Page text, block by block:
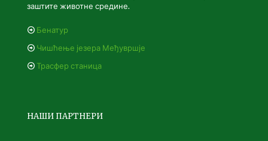
заштите животне средине.
Бенатур
Чишћење језера Међувршје
Трасфер станица
НАШИ ПАРТНЕРИ